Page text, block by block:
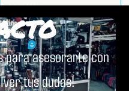
Leer Más
para asesorarte con
tus dudas!